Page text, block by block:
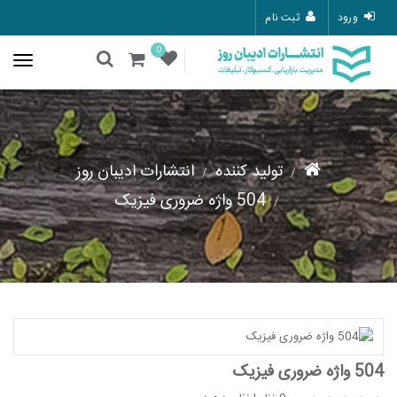
ورود ثبت نام
0
تولید کننده
انتشارات ادیبان روز
504 واژه ضروری فیزیک
504 واژه ضروری فیزیک